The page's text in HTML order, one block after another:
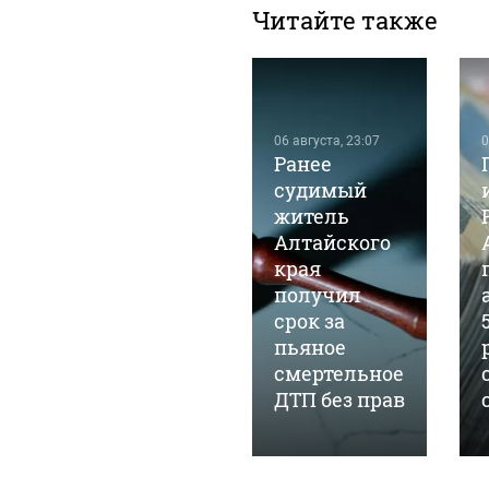
Читайте также
06 августа, 23:07
Ранее
судимый
житель
Алтайского
края
получил
срок за
пьяное
смертельное
ДТП без прав